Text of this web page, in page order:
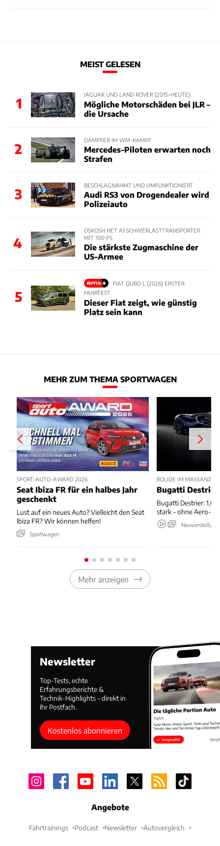
MEIST GELESEN
1
JAGUAR UND LAND ROVER (2015–HEUTE)
Mögliche Motorschäden bei JLR –
die Ursache
2
DÄMPFER IM WM-KAMPF
Mercedes-Piloten erwarten noch
Strafen
3
BESCHLAGNAHMT UND UMFUNKTIONIERT
Audi RS3 von Drogendealer wird
Polizeiauto
4
OSKOSH HET A1 SCHWERLASTTRANSPORTER
MIT 700 PS
Die stärkste Zugmaschine der
US-Armee
5
FIAT QUBO L (2026) ERSTER
FAHRTEST
Dieser Fiat zeigt, wie günstig
Platz sein kann
MEHR ZUM THEMA SPORTWAGEN
SPORT-AUTO-AWARD 2026
Seat Ibiza FR für ein halbes Jahr
geschenkt
Lust auf ein neues Auto? Vielleicht den Seat
Ibiza FR? Wir können helfen!
Sportwagen
BOLIDE IM MASSANZUG
Bugatti
Bugatti Destrier: 1,00
stark – ohne Aero-
Mehr anzeigen
Newsletter
Top-Tests, echte
Erfahrungsberichte &
Technik-Highlights – direkt in
Ihr Postfach.
Kostenlos abonnieren
Angebote
Fahrtrainings Podcast Newsletter Autovergleich